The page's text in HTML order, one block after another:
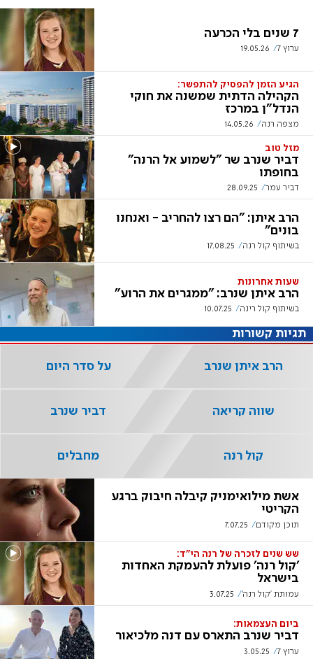
7 שנים בלי הכרעה
ערוץ 7 19.05.26
הגיע הזמן להפסיק להתפשר:
הקהילה הדתית שמשנה את חוקי
הנדל"ן במרכז
מצפה רנה 14.05.26
מזל טוב
דביר שנרב שר "לשמוע אל הרנה"
בחופתו
דביר עמר 28.09.25
הרב איתן: "הם רצו להחריב - ואנחנו
בונים"
בשיתוף קול רנה 17.08.25
שעות אחרונות
הרב איתן שנרב: "ממגרים את הרוע"
בשיתוף קול רינה 10.07.25
אשת מילואימניק קיבלה חיבוק ברגע
הקריטי
תוכן מקודם 7.07.25
שש שנים לזכרה של רנה הי"ד:
'קול רנה' פועלת להעמקת האחדות
בישראל
עמותת 'קול רנה' 3.07.25
ביום העצמאות:
דביר שנרב התארס עם דנה מלכיאור
ערוץ 7 3.05.25
תגיות קשורות
הרב איתן שנרב על סדר היום
שווה קריאה דביר שנרב
קול רנה מחבלים